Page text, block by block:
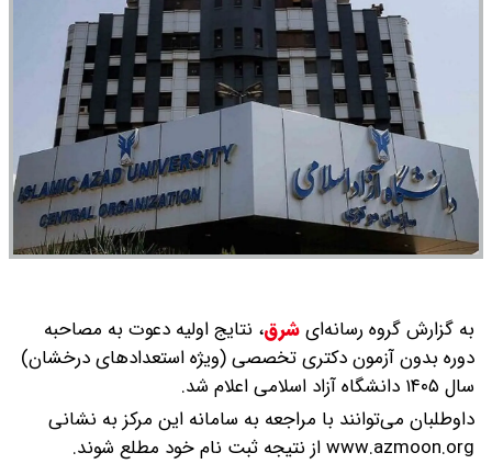
به گزارش گروه رسانه‌ایشرق، نتایج اولیه دعوت به مصاحبه
دوره بدون آزمون دکتری تخصصی (ویژه استعداد‌های درخشان)
سال ۱۴۰۵ دانشگاه آزاد اسلامی اعلام شد.
داوطلبان می‌توانند با مراجعه به سامانه این مرکز به نشانی
www.azmoon.org از نتیجه ثبت نام خود مطلع شوند.